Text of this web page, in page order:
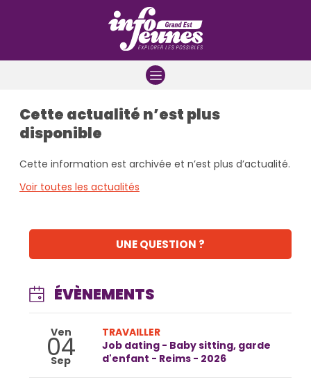
Cette actualité n’est plus
disponible
Cette information est archivée et n’est plus d’actualité.
Voir toutes les actualités
UNE QUESTION ?
ÉVÈNEMENTS
Ven
04
Sep
TRAVAILLER
Job dating - Baby sitting, garde
d'enfant - Reims - 2026